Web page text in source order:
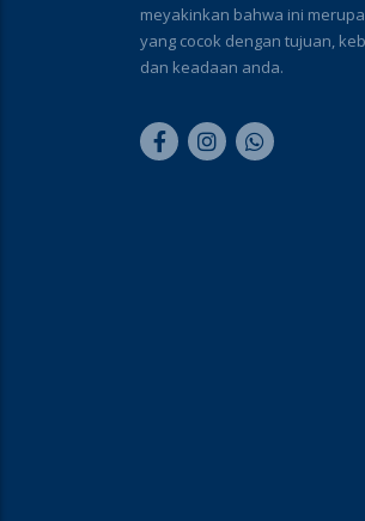
meyakinkan bahwa ini
yang cocok dengan tujuan,
dan keadaan anda.